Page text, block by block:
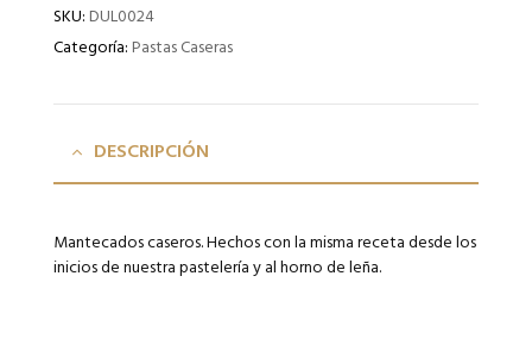
SKU:DUL0024
Categoría:Pastas Caseras
DESCRIPCIÓN
Mantecados caseros. Hechos con la misma receta desde los
inicios de nuestra pastelería y al horno de leña.